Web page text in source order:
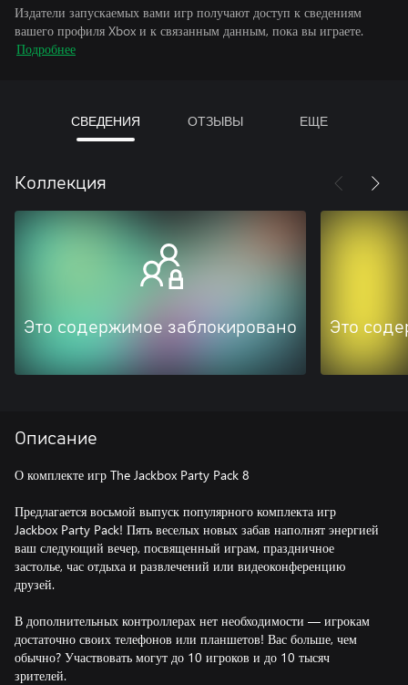
Издатели запускаемых вами игр получают доступ к сведениям
вашего профиля Xbox и к связанным данным, пока вы играете.
Подробнее
СВЕДЕНИЯ ОТЗЫВЫ ЕЩЕ
Коллекция
Это содержимое заблокировано Это
Описание
О комплекте игр The Jackbox Party Pack 8
Предлагается восьмой выпуск популярного комплекта игр
Jackbox Party Pack! Пять веселых новых забав наполнят энергией
ваш следующий вечер, посвященный играм, праздничное
застолье, час отдыха и развлечений или видеоконференцию
друзей.
В дополнительных контроллерах нет необходимости — игрокам
достаточно своих телефонов или планшетов! Вас больше, чем
обычно? Участвовать могут до 10 игроков и до 10 тысяч
зрителей.